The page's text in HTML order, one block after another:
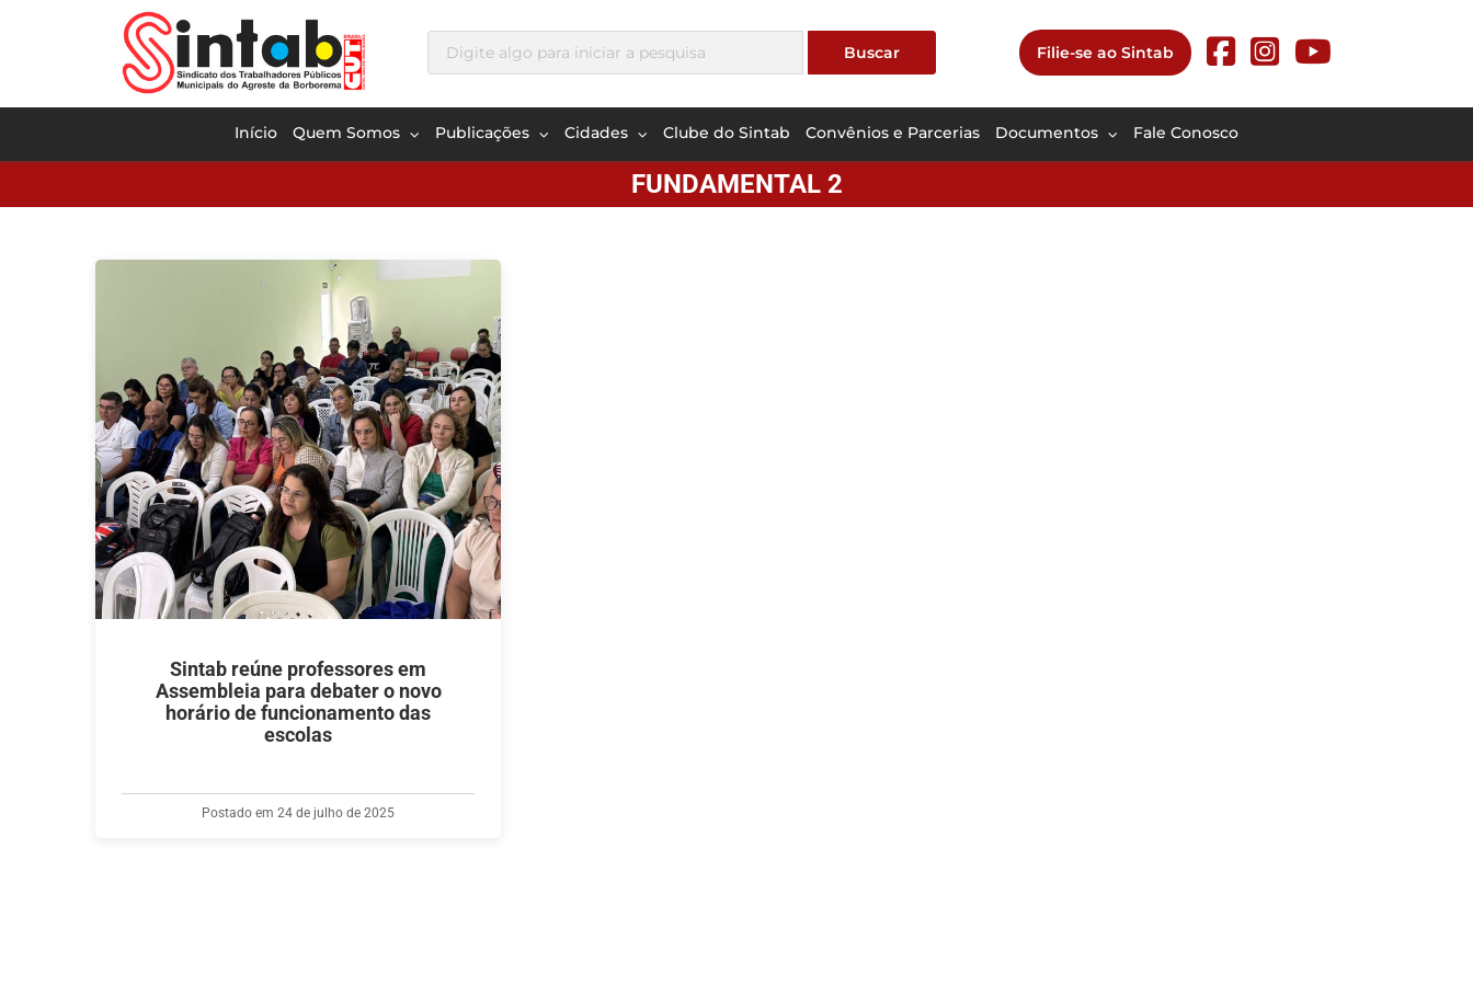
Filie-se ao Sintab
Início Quem Somos Publicações Cidades Clube do Sintab Convênios e Parcerias Documentos Fale Conosco
FUNDAMENTAL 2
Sintab reúne professores em
Assembleia para debater o novo
horário de funcionamento das
escolas
Postado em 24 de julho de 2025